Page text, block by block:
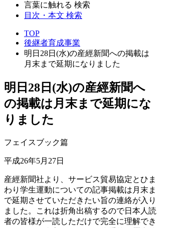
言葉に触れる 検索
目次・本文 検索
TOP
後継者育成事業
明日28日(水)の産經新聞への掲載は
月末まで延期になりました
明日28日(水)の産經新聞へ
の掲載は月末まで延期にな
りました
フェイスブック篇
平成26年5月27日
産經新聞社より、サービス貿易協定とひま
わり学生運動についての記事掲載は月末ま
で延期させていただきたい旨の連絡が入り
ました。これは折角出稿するので日本人読
者の皆様が一読しただけで完全に理解でき